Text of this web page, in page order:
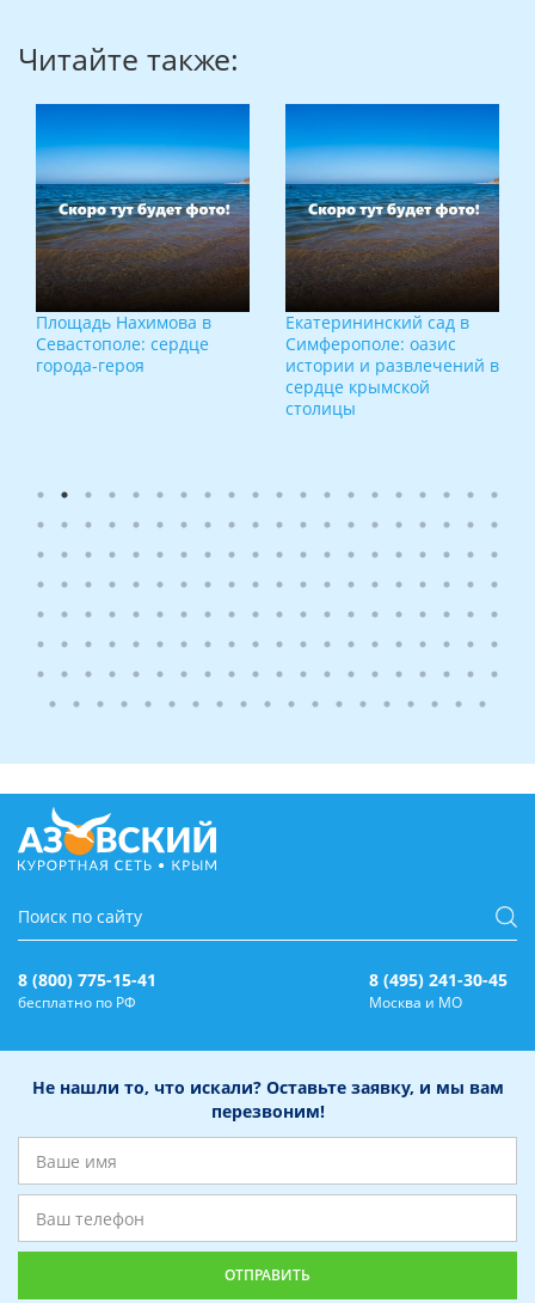
Читайте также:
Площадь Нахимова в
Севастополе: сердце
города-героя
Екатерининский сад в
Симферополе: оазис
истории и развлечений в
сердце крымской
столицы
8 (800) 775-15-41
бесплатно по РФ
8 (495) 241-30-45
Москва и МО
Не нашли то, что искали? Оставьте заявку, и мы вам
перезвоним!